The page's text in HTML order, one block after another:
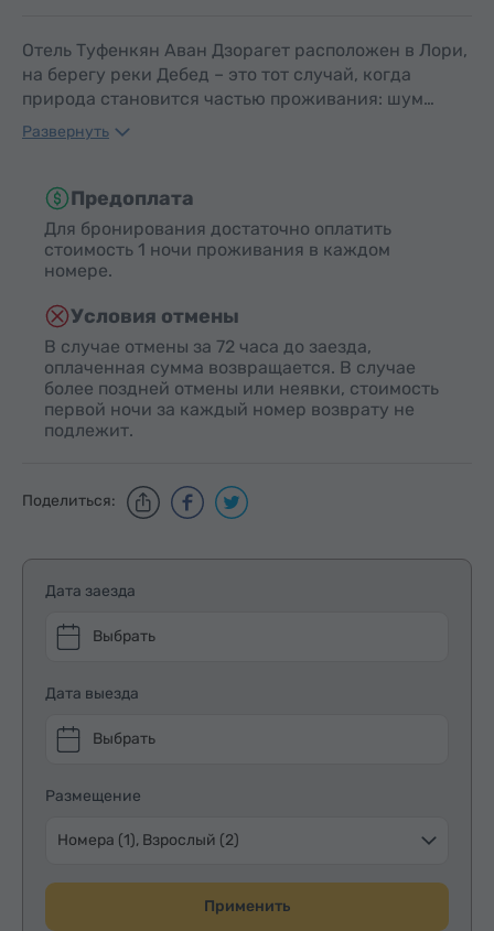
Отель Туфенкян Аван Дзорагет расположен в Лори,
на берегу реки Дебед – это тот случай, когда
природа становится частью проживания: шум…
Развернуть
Предоплата
Для бронирования достаточно оплатить
стоимость 1 ночи проживания в каждом
номере.
Условия отмены
В случае отмены за 72 часа до заезда,
оплаченная сумма возвращается. В случае
более поздней отмены или неявки, стоимость
первой ночи за каждый номер возврату не
подлежит.
Поделиться:
Дата заезда
Выбрать
Дата выезда
Выбрать
Размещение
Номера (1), Взрослый (2)
Применить